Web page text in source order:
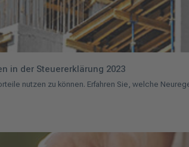
in der Steuererklärung 2023
nutzen zu können. Erfahren Sie, welche